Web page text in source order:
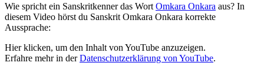
Wie spricht ein Sanskritkenner das Wort Omkara Onkara aus? In
diesem Video hörst du Sanskrit Omkara Onkara korrekte
Aussprache:
„Omkara
Onkara
Pronunciation
Hier klicken, um den Inhalt von YouTube anzuzeigen.
Erfahre mehr in derDatenschutzerklärung von YouTube.